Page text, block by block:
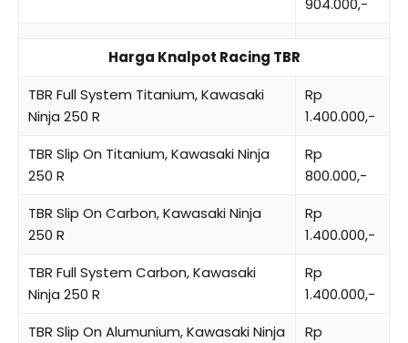
904.000,-
Harga Knalpot Racing TBR
TBR Full System Titanium, Kawasaki
Ninja 250 R
Rp
1.400.000,-
TBR Slip On Titanium, Kawasaki Ninja
250 R
Rp
800.000,-
TBR Slip On Carbon, Kawasaki Ninja
250 R
Rp
1.400.000,-
TBR Full System Carbon, Kawasaki
Ninja 250 R
Rp
1.400.000,-
TBR Slip On Alumunium, Kawasaki Ninja
Rp